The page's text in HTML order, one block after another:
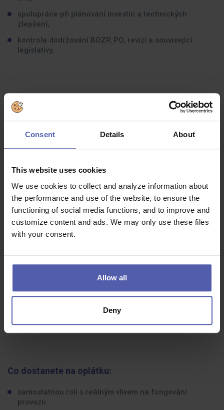
Consent Details About
This website uses cookies
We use cookies to collect and analyze information about
the performance and use of the website, to ensure the
functioning of social media functions, and to improve and
customize content and ads. We may only use these files
with your consent.
Allow all
Deny
spolupráce při plánování investic a technických
zlepšení,
kontrola dodržování BOZP, PO, revizí a související
legislativy,
zkušenosti s vedením lidí a organizací pracovních
problémů
SŠ/VŠ vzdělání technického nebo environmentálního
směru
řidičský průkaz sk. B
ekonomického vyhodnocování provozu (rozpočty,
reporty)
odpadového hospodářství
environmentální legislativy (odpady, voda, IPPC)
Co dostanete na oplátku:
samostatnou roli s reálným vlivem na fungování
provozu